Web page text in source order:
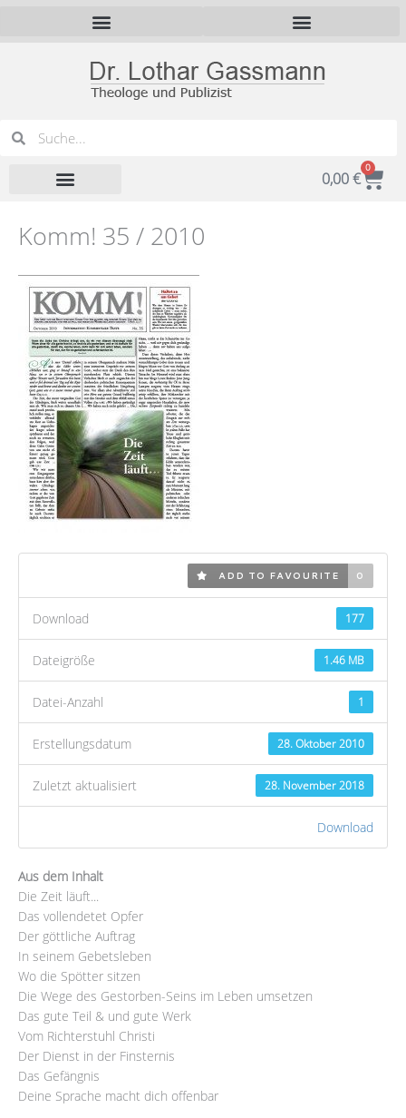
Suche Suche
0,00€
0
Komm! 35 / 2010
ADD TO FAVOURITE 0
177
Download
1.46 MB
Dateigröße
1
Datei-Anzahl
28. Oktober 2010
Erstellungsdatum
28. November 2018
Zuletzt aktualisiert
Download
Aus dem Inhalt
Die Zeit läuft...
Das vollendetet Opfer
Der göttliche Auftrag
In seinem Gebetsleben
Wo die Spötter sitzen
Die Wege des Gestorben-Seins im Leben umsetzen
Das gute Teil & und gute Werk
Vom Richterstuhl Christi
Der Dienst in der Finsternis
Das Gefängnis
Deine Sprache macht dich offenbar